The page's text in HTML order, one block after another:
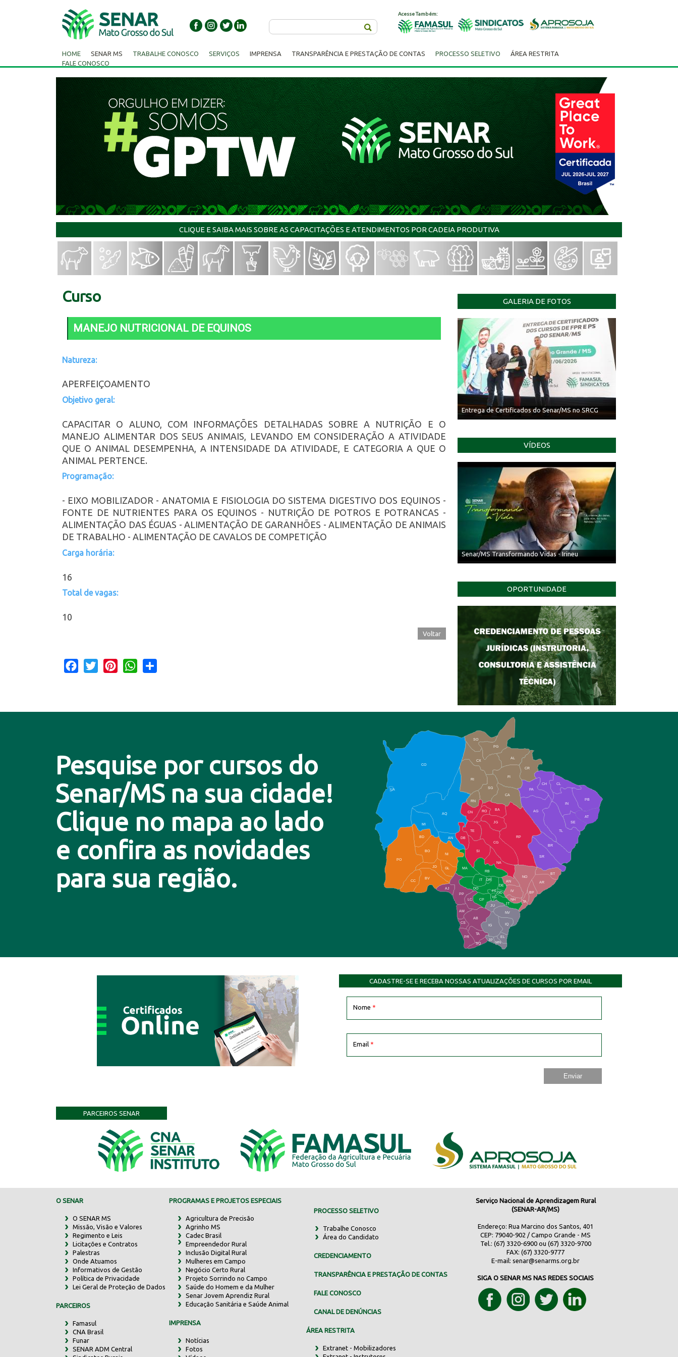
Acesse Também:
HOME SENAR MS TRABALHE CONOSCO SERVIÇOS IMPRENSA TRANSPARÊNCIA E PRESTAÇÃO DE CONTAS PROCESSO SELETIVO
ÁREA RESTRITA
FALE CONOSCO
CLIQUE E SAIBA MAIS SOBRE AS CAPACITAÇÕES E ATENDIMENTOS POR CADEIA PRODUTIVA
GALERIA DE FOTOS
Entrega de Certificados do Senar/MS no SRCG
VÍDEOS
Senar/MS Transformando Vidas - Irineu
OPORTUNIDADE
Curso
MANEJO NUTRICIONAL DE EQUINOS
Natureza:
APERFEIÇOAMENTO
Objetivo geral:
CAPACITAR O ALUNO, COM INFORMAÇÕES DETALHADAS SOBRE A NUTRIÇÃO E O
MANEJO ALIMENTAR DOS SEUS ANIMAIS, LEVANDO EM CONSIDERAÇÃO A ATIVIDADE
QUE O ANIMAL DESEMPENHA, A INTENSIDADE DA ATIVIDADE, E CATEGORIA A QUE O
ANIMAL PERTENCE.
Programação:
- EIXO MOBILIZADOR - ANATOMIA E FISIOLOGIA DO SISTEMA DIGESTIVO DOS EQUINOS -
FONTE DE NUTRIENTES PARA OS EQUINOS - NUTRIÇÃO DE POTROS E POTRANCAS -
ALIMENTAÇÃO DAS ÉGUAS - ALIMENTAÇÃO DE GARANHÕES - ALIMENTAÇÃO DE ANIMAIS
DE TRABALHO - ALIMENTAÇÃO DE CAVALOS DE COMPETIÇÃO
Carga horária:
16
Total de vagas:
10
Voltar
Facebook
Twitter PinterestWhatsApp
Pesquise por cursos do
Senar/MS na sua cidade!
Clique no mapa ao lado
e confira as novidades
para sua região.
CO
AQ
MI
AN
CX
RI
AL
CR
FI
SG
BA
CA
PA
CH CL
PB
SE
TL
AG
BR
SR
BT
AR
RP
RO
JG
CG
SI
NA
TA
NH
JT
RB
MA
IT
DR
DO
CP
JU
NV
IQ
EL
BD
BO
NI
JD
PO
BV
CC
PP
AJ
LC
AM
AB
JP
DB
TE
CS
PR
TA
SQ
IG
MN
IN
NO
BP
RN
CN
GL
AN
IV
FS
VC
GD
DE
AT
PG
SO
LA
CADASTRE-SE E RECEBA NOSSAS ATUALIZAÇÕES DE CURSOS POR EMAIL
Nome *
Email *
PARCEIROS SENAR
O SENAR
O SENAR MS
Missão, Visão e Valores
Regimento e Leis
Licitações e Contratos
Palestras
Onde Atuamos
Informativos de Gestão
Política de Privacidade
Lei Geral de Proteção de Dados
PARCEIROS
Famasul
CNA Brasil
Funar
SENAR ADM Central
PROGRAMAS E PROJETOS ESPECIAIS
Agricultura de Precisão
Agrinho MS
Cadec Brasil
Empreendedor Rural
Inclusão Digital Rural
Mulheres em Campo
Negócio Certo Rural
Projeto Sorrindo no Campo
Saúde do Homem e da Mulher
Senar Jovem Aprendiz Rural
Educação Sanitária e Saúde Animal
IMPRENSA
Notícias
Fotos
PROCESSO SELETIVO
Trabalhe Conosco
Área do Candidato
CREDENCIAMENTO
TRANSPARÊNCIA E PRESTAÇÃO DE CONTAS
FALE CONOSCO
CANAL DE DENÚNCIAS
ÁREA RESTRITA
Extranet - Mobilizadores
Serviço Nacional de Aprendizagem Rural
(SENAR-AR/MS)
Endereço: Rua Marcino dos Santos, 401
CEP: 79040-902 / Campo Grande - MS
Tel.: (67) 3320-6900 ou (67) 3320-9700
FAX: (67) 3320-9777
E-mail:senar@senarms.org.br
SIGA O SENAR MS NAS REDES SOCIAIS